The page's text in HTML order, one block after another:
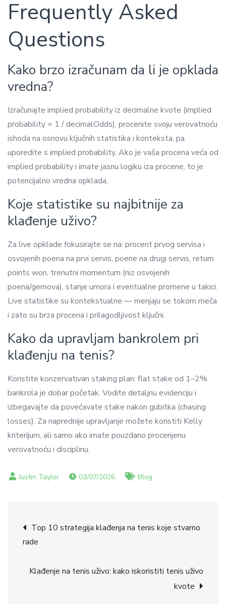
Frequently Asked
Questions
Kako brzo izračunam da li je opklada
vredna?
Izračunajte implied probability iz decimalne kvote (implied
probability = 1 / decimalOdds), procenite svoju verovatnoću
ishoda na osnovu ključnih statistika i konteksta, pa
uporedite s implied probability. Ako je vaša procena veća od
implied probability i imate jasnu logiku iza procene, to je
potencijalno vredna opklada.
Koje statistike su najbitnije za
klađenje uživo?
Za live opklade fokusirajte se na: procent prvog servisa i
osvojenih poena na prvi servis, poene na drugi servis, return
points won, trenutni momentum (niz osvojenih
poena/gemova), stanje umora i eventualne promene u takici.
Live statistike su kontekstualne — menjaju se tokom meča
i zato su brza procena i prilagodljivost ključni.
Kako da upravljam bankrolem pri
klađenju na tenis?
Koristite konzervativan staking plan: flat stake od 1–2%
bankrola je dobar početak. Vodite detaljnu evidenciju i
izbegavajte da povećavate stake nakon gubitka (chasing
losses). Za naprednije upravljanje možete koristiti Kelly
kriterijum, ali samo ako imate pouzdano procenjenu
verovatnoću i disciplinu.
03/07/2026 Blog
Post
navigation
Top 10 strategija klađenja na tenis koje stvarno
rade
Klađenje na tenis uživo: kako iskoristiti tenis uživo
kvote